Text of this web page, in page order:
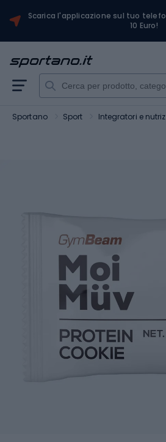
Scarica l'applicazione sul tuo
10 Euro!
Sportano Sport Integratori e